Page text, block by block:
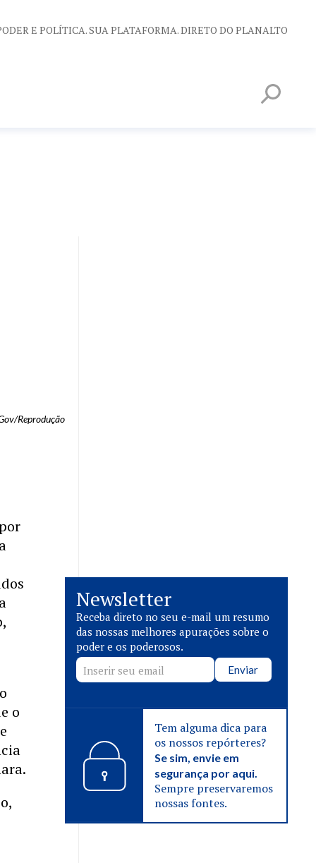
E POLÍTICA. SUA PLATAFORMA. DIRETO DO PLANALTO
Reprodução
o
Newsletter
Receba direto no seu e-mail um resumo
das nossas melhores apurações sobre o
poder e os poderosos.
Enviar
Tem alguma dica para
os nossos repórteres?
Se sim, envie em
segurança por aqui.
Sempre preservaremos
nossas fontes.